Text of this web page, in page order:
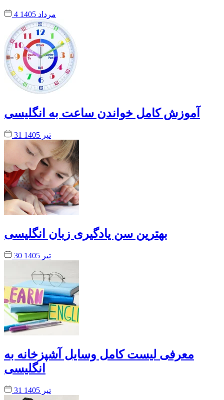
4 مرداد 1405
آموزش کامل خواندن ساعت به انگلیسی
31 تیر 1405
بهترین سن یادگیری زبان انگلیسی
30 تیر 1405
معرفی لیست کامل وسایل آشپزخانه به
انگلیسی
31 تیر 1405